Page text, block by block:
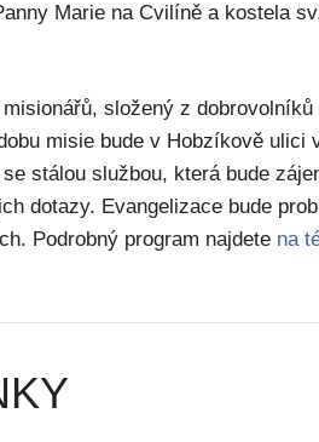
Marie na Cvilíně a kostela
složený z dobrovolníků
misie bude v Hobzíkově ulici
stálou službou, která bude
dotazy. Evangelizace bude
Podrobný program najdete na